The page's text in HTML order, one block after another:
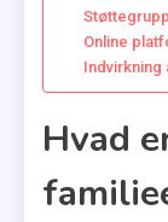
Online
Hvad